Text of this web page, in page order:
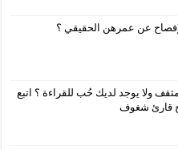
عن عمرهن الحقيقي ؟
ولا يوجد لديك حُب للقراءة ؟ اتبع
قارئ شغوف